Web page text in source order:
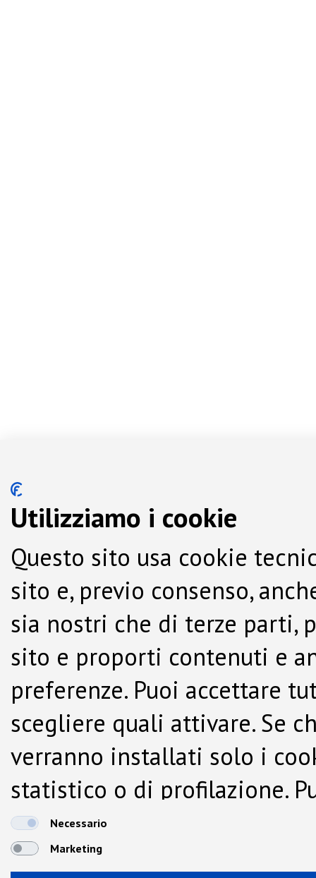
Utilizziamo i cookie
Questo sito usa cookie
sito e, previo consenso,
sia nostri che di terze parti,
sito e proporti contenuti e
preferenze. Puoi accettare
scegliere quali attivare. Se
verranno installati solo i
statistico o di profilazione.
dalla Cookie Policy.
Necessario
Marketing